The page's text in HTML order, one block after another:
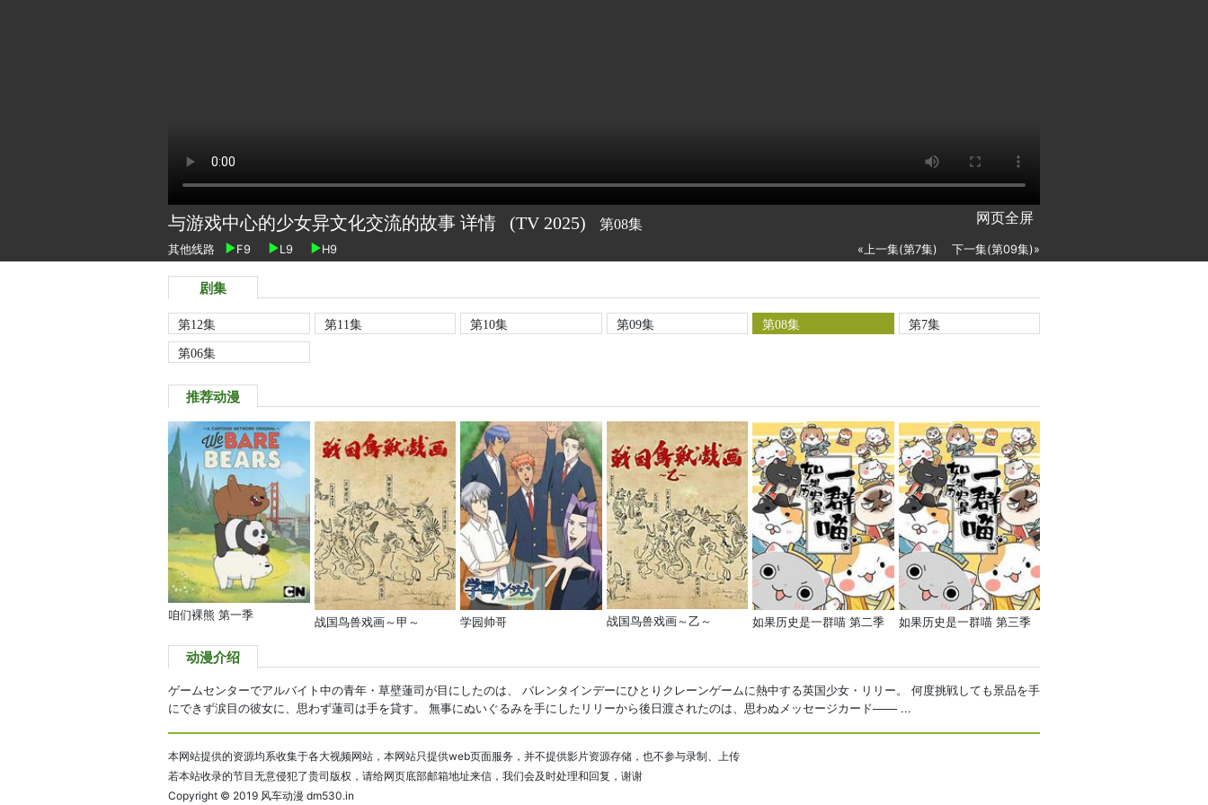
网页全屏
与游戏中心的少女异文化交流的故事 详情 (TV 2025) 第08集
«上一集(第7集) 下一集(第09集)»
其他线路 F9 L9 H9
剧集
第12集 第11集 第10集 第09集 第08集
第7集
第06集
推荐动漫
咱们裸熊 第一季 战国鸟兽戏画～甲～ 学园帅哥 战国鸟兽戏画～乙～ 如果历史是一群喵 第二季 如果历史是一群喵 第三季
动漫介绍
ゲームセンターでアルバイト中の青年・草壁蓮司が目にしたのは、 バレンタインデーにひとりクレーンゲームに熱中する英国少女・リリー。 何度挑戦しても景品を手
にできず涙目の彼女に、思わず蓮司は手を貸す。 無事にぬいぐるみを手にしたリリーから後日渡されたのは、思わぬメッセージカード─── ...
本网站提供的资源均系收集于各大视频网站，本网站只提供web页面服务，并不提供影片资源存储，也不参与录制、上传
若本站收录的节目无意侵犯了贵司版权，请给网页底部邮箱地址来信，我们会及时处理和回复，谢谢
Copyright © 2019 风车动漫 dm530.in